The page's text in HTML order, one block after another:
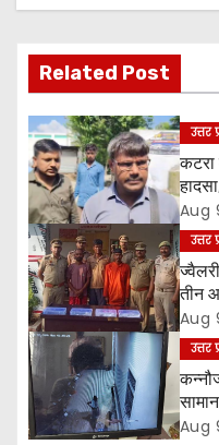
v
g
a
t
i
o
n
Related Post
उत्तर
Aug
उत्तर
तीन
Aug
उत्तर
Aug